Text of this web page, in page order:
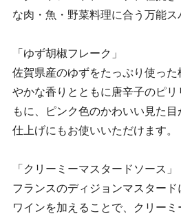
な肉・魚・野菜料理に合う万能ス
「ゆず胡椒フレーク」
佐賀県産のゆずをたっぷり使っ
やかな香りとともに唐辛子のピ
もに、ピンク色のかわいい見た
仕上げにもお使いいただけます。
「クリーミーマスタードソース」
フランスのディジョンマスター
ワインを加えることで、クリー